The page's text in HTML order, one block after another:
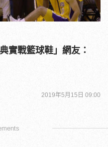
實戰籃球鞋」網友：
2019年5月15日 09:00